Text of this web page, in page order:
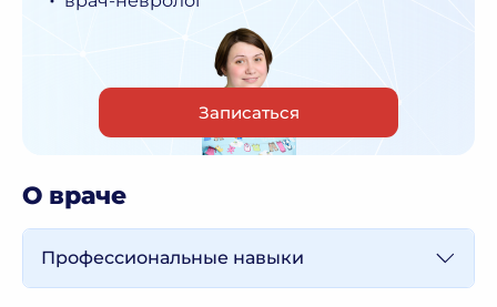
Записаться
О враче
Профессиональные навыки